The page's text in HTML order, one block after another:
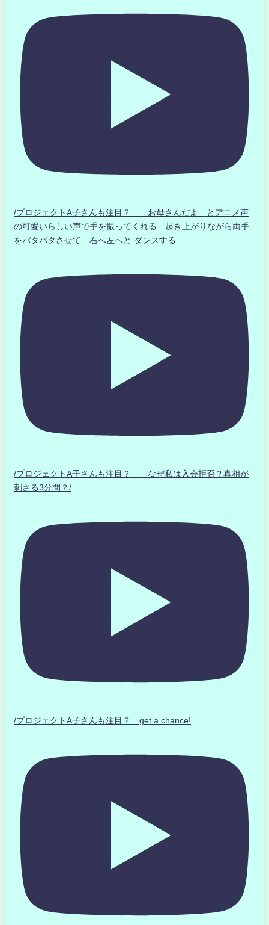
/プロジェクトA子さんも注目？ お母さんだよ とアニメ声
の可愛いらしい声で手を振ってくれる 起き上がりながら両手
をパタパタさせて 右へ左へと ダンスする
/プロジェクトA子さんも注目？ なぜ私は入会拒否？真相が
刺さる3分間？/
/プロジェクトA子さんも注目？ get a chance!